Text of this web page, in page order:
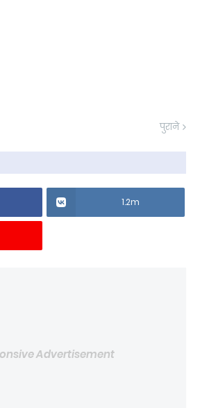
पुराने
1.2m
Advertisement